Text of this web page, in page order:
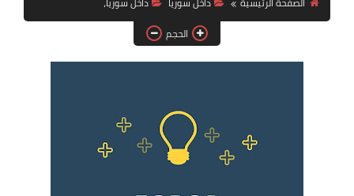
فرص عمل في العراق
فرص عمل في اليمن
دورات تدريبية
الحجم